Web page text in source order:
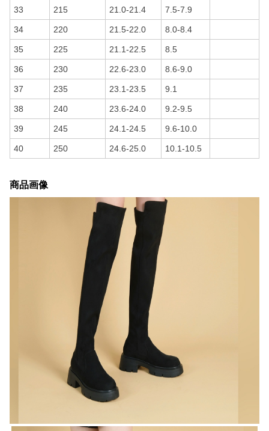
33 215 21.0-21.4 7.5-7.9
34 220 21.5-22.0 8.0-8.4
35 225 21.1-22.5 8.5
36 230 22.6-23.0 8.6-9.0
37 235 23.1-23.5 9.1
38 240 23.6-24.0 9.2-9.5
39 245 24.1-24.5 9.6-10.0
40 250 24.6-25.0 10.1-10.5
商品画像